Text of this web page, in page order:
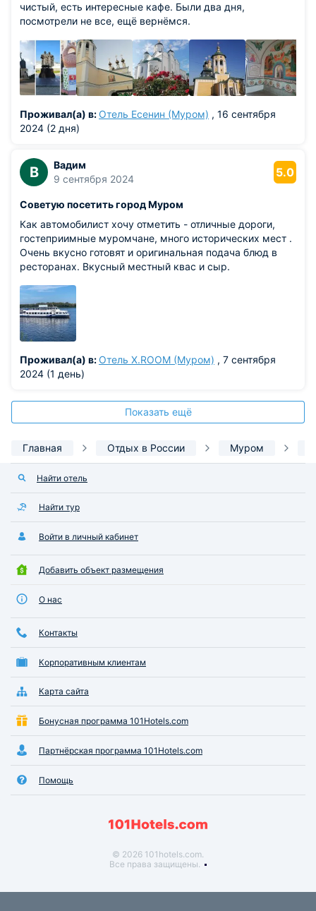
чистый, есть интересные кафе. Были два дня,
посмотрели не все, ещё вернёмся.
Проживал(а) в: Отель Есенин (Муром) , 16 сентября
2024 (2 дня)
В
Вадим
9 сентября 2024
5.0
Советую посетить город Муром
Как автомобилист хочу отметить - отличные дороги,
гостеприимные муромчане, много исторических мест .
Очень вкусно готовят и оригинальная подача блюд в
ресторанах. Вкусный местный квас и сыр.
Проживал(а) в: Отель Х.ROOM (Муром) , 7 сентября
2024 (1 день)
Показать ещё
Главная Отдых в России Муром
Найти отель
Найти тур
Войти в личный кабинет
Добавить объект размещения
О нас
Контакты
Корпоративным клиентам
Карта сайта
Бонусная программа 101Hotels.com
Партнёрская программа 101Hotels.com
Помощь
© 2026 101hotels.com.
Все права защищены.